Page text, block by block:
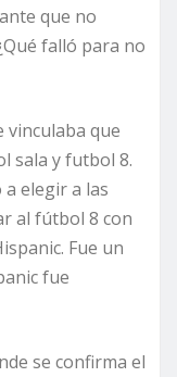
que no
falló para no
vinculaba que
sala y futbol 8.
elegir a las
al fútbol 8 con
Fue un
fue
se confirma el